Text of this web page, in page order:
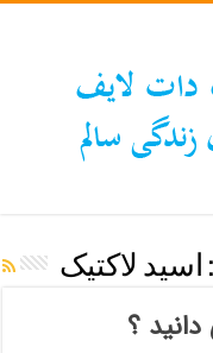
اسید لاکتیک
؟